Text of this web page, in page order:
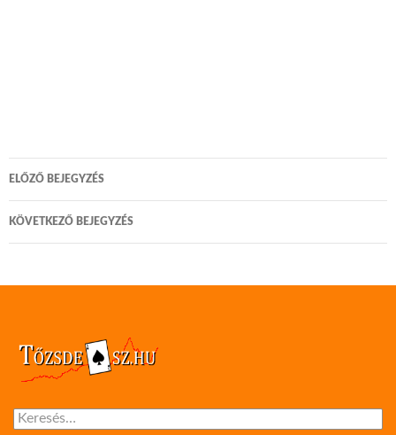
Bejegyzés
navigáció
ELŐZŐ BEJEGYZÉS
KÖVETKEZŐ BEJEGYZÉS
Keresés: